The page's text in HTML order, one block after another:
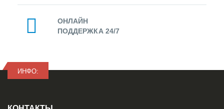
ОНЛАЙН
ПОДДЕРЖКА 24/7
ИНФО: